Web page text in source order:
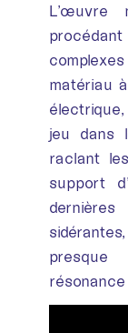
L’œuvre
matériau
jeu dans
raclant
support
résonance